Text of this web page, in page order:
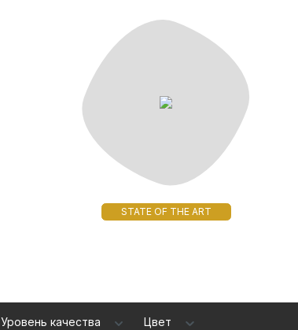
STATE OF THE ART
Уровень качества
Цвет